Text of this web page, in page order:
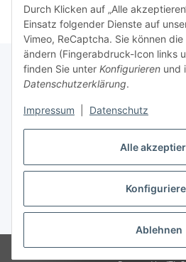
Alle
Ablehnen
Durch Klicken auf „Alle
Einsatz folgender Dienste auf
Vimeo, ReCaptcha. Sie können
ändern (Fingerabdruck-Icon links
finden Sie unter Konfigurieren und
Datenschutzerklärung.
Impressum Datenschutz
Gesetzliche Informationen
Vertrag
* Alle Preise inkl. gesetzlicher USt., zzgl.
© Easy-